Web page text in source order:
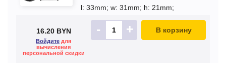
l: 33mm; w: 31mm; h: 21mm;
16.20 BYN
Войдите для
вычисления
персональной скидки
- + В корзину